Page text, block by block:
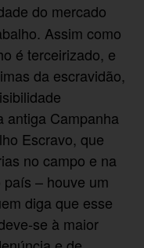
do mercado
Assim como
é terceirizado, e
da escravidão,
antiga Campanha
Escravo, que
no campo e na
– houve um
diga que esse
se à maior